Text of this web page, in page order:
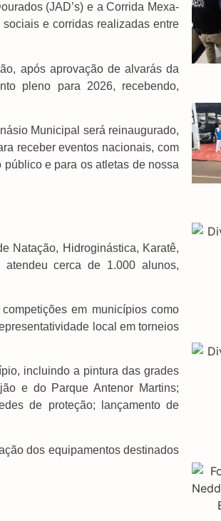
(JAD’s) e a Corrida Mexa-
e corridas realizadas entre
após aprovação de alvarás da
pleno para 2026, recebendo,
Municipal será reinaugurado,
receber eventos nacionais, com
e para os atletas de nossa
Natação, Hidroginástica, Karatê,
cerca de 1.000 alunos,
em municípios como
local em torneios
incluindo a pintura das grades
e do Parque Antenor Martins;
de proteção; lançamento de
dos equipamentos destinados